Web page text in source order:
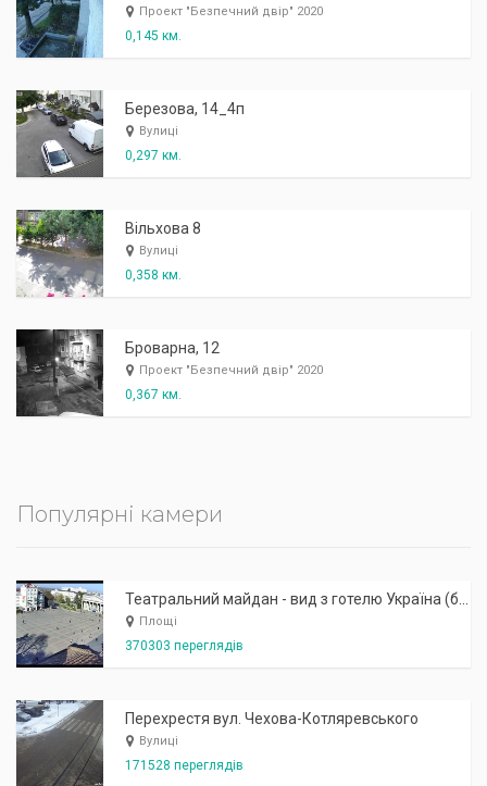
Проект "Безпечний двір" 2020
0,145 км.
Березова, 14_4п
Вулиці
0,297 км.
Вільхова 8
Вулиці
0,358 км.
Броварна, 12
Проект "Безпечний двір" 2020
0,367 км.
Популярні камери
Площі
370303 переглядів
Перехрестя вул. Чехова-Котляревського
Вулиці
171528 переглядів